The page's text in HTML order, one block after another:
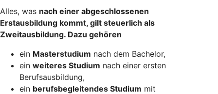
Alles, was nach einer abgeschlossenen
Erstausbildung kommt, gilt steuerlich als
Zweitausbildung. Dazu gehören
ein Masterstudium nach dem Bachelor,
ein weiteres Studium nach einer ersten
Berufsausbildung,
ein berufsbegleitendes Studium mit